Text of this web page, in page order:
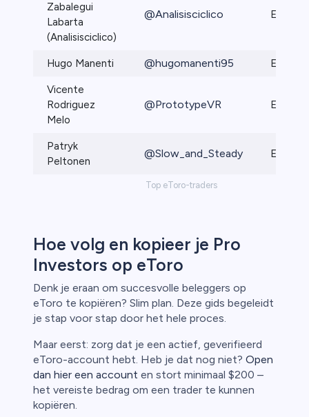
Top eToro-traders
Zabalegui
Labarta
(Analisisciclico)
@Analisisciclico Elite
Hugo Manenti @hugomanenti95 Elite
Vicente
Rodriguez
Melo
@PrototypeVR Elite
Patryk
Peltonen
@Slow_and_Steady Elite
Hoe volg en kopieer je Pro
Investors op eToro
Denk je eraan om succesvolle beleggers op
eToro te kopiëren? Slim plan. Deze gids begeleidt
je stap voor stap door het hele proces.
Maar eerst: zorg dat je een actief, geverifieerd
eToro-account hebt. Heb je dat nog niet? Open
dan hier een account en stort minimaal $200 –
het vereiste bedrag om een trader te kunnen
kopiëren.